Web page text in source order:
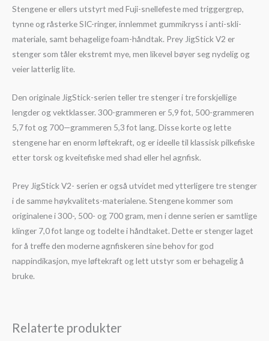
Stengene er ellers utstyrt med Fuji-snellefeste med triggergrep,
tynne og råsterke SIC-ringer, innlemmet gummikryss i anti-skli-
materiale, samt behagelige foam-håndtak. Prey JigStick V2 er
stenger som tåler ekstremt mye, men likevel bøyer seg nydelig og
veier latterlig lite.
Den originale JigStick-serien teller tre stenger i tre forskjellige
lengder og vektklasser. 300-grammeren er 5,9 fot, 500-grammeren
5,7 fot og 700—grammeren 5,3 fot lang. Disse korte og lette
stengene har en enorm løftekraft, og er ideelle til klassisk pilkefiske
etter torsk og kveitefiske med shad eller hel agnfisk.
Prey JigStick V2- serien er også utvidet med ytterligere tre stenger
i de samme høykvalitets-materialene. Stengene kommer som
originalene i 300-, 500- og 700 gram, men i denne serien er samtlige
klinger 7,0 fot lange og todelte i håndtaket. Dette er stenger laget
for å treffe den moderne agnfiskeren sine behov for god
nappindikasjon, mye løftekraft og lett utstyr som er behagelig å
bruke.
Relaterte produkter